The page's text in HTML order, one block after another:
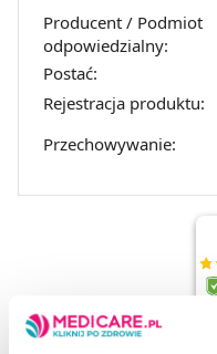
Producent / Podmiot
odpowiedzialny:
Postać:
Rejestracja produktu:
Przechowywanie: